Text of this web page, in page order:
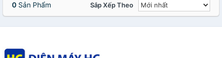
0 Sản Phẩm Sắp Xếp Theo